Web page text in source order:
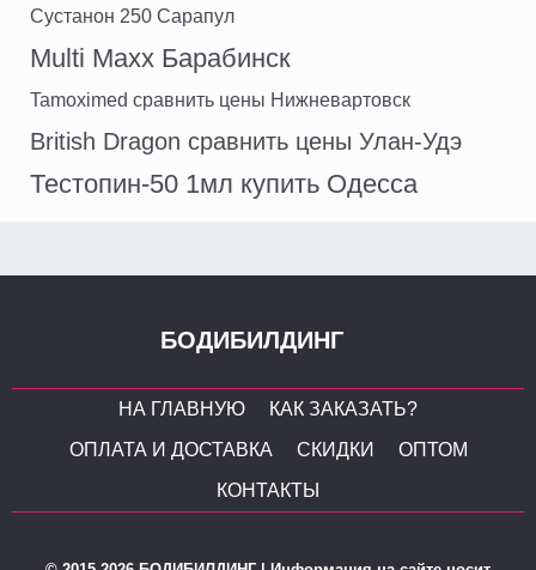
Сустанон 250 Сарапул
Multi Maxx Барабинск
Tamoximed сравнить цены Нижневартовск
British Dragon сравнить цены Улан-Удэ
Тестопин-50 1мл купить Одесса
БОДИБИЛДИНГ
НА ГЛАВНУЮ
КАК ЗАКАЗАТЬ?
ОПЛАТА И ДОСТАВКА
СКИДКИ
ОПТОМ
КОНТАКТЫ